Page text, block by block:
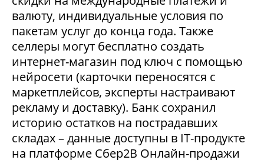
валюту, индивидуальные условия по
пакетам услуг до конца года. Также
селлеры могут бесплатно создать
интернет-магазин под ключ с помощью
нейросети (карточки переносятся с
маркетплейсов, эксперты настраивают
рекламу и доставку). Банк сохранил
историю остатков на пострадавших
складах – данные доступны в IT-продукте
на платформе Сбер2В Онлайн-продажи